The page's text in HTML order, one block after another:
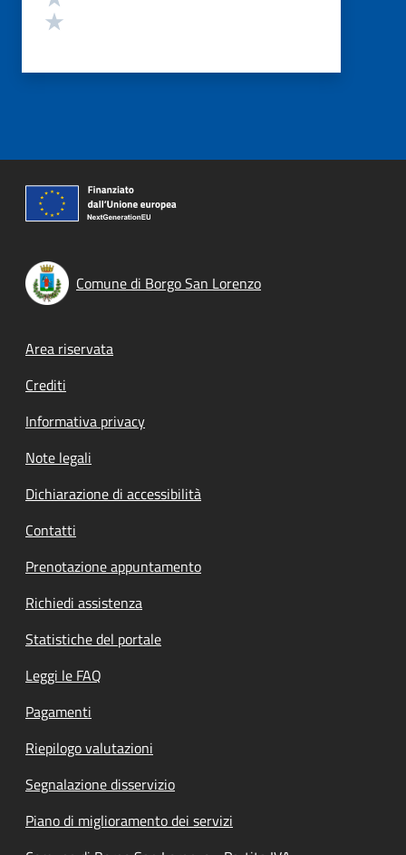
Comune di Borgo San Lorenzo
Footer menu
Area riservata
Crediti
Informativa privacy
Note legali
Dichiarazione di accessibilità
Contatti
Prenotazione appuntamento
Richiedi assistenza
Statistiche del portale
Leggi le FAQ
Pagamenti
Riepilogo valutazioni
Segnalazione disservizio
Piano di miglioramento dei servizi